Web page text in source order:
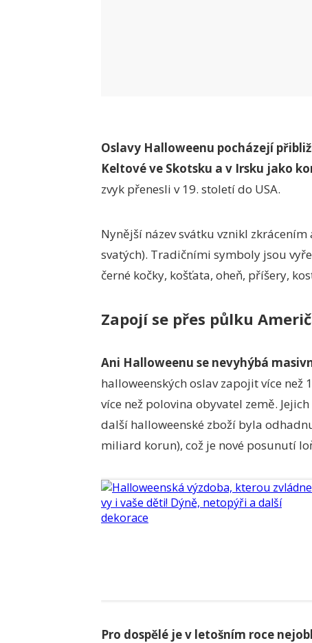
Oslavy Halloweenu pocházejí
Keltové ve Skotsku a v Irsku jako
zvyk přenesli v 19. století do USA.
Nynější název svátku vznikl zkrácením
svatých). Tradičními symboly jsou
černé kočky, košťata, oheň, příšery,
Zapojí se přes půlku
Ani Halloweenu se nevyhýbá
halloweenských oslav zapojit více než
více než polovina obyvatel země.
další halloweenské zboží byla
miliard korun), což je nové posunutí
Pro dospělé je v letošním roce